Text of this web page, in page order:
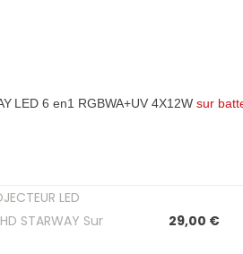
LED 6 en1 RGBWA+UV 4X12Wsur
LED
STARWAY Sur
29,00 €